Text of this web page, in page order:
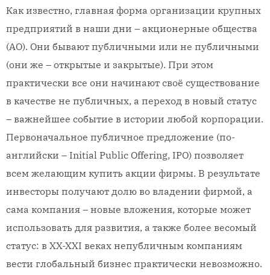
Как известно, главная форма организации крупных
предприятий в наши дни – акционерные общества
(АО). Они бывают публичными или не публичными
(они же – открытые и закрытые). При этом
практически все они начинают своё существование
в качестве не публичных, а переход в новый статус
– важнейшее событие в истории любой корпорации.
Первоначальное публичное предложение (по-
английски – Initial Public Offering, IPO) позволяет
всем желающим купить акции фирмы. В результате
инвесторы получают долю во владении фирмой, а
сама компания – новые вложения, которые может
использовать для развития, а также более весомый
статус: в XX-XXI веках непубличным компаниям
вести глобальный бизнес практически невозможно.